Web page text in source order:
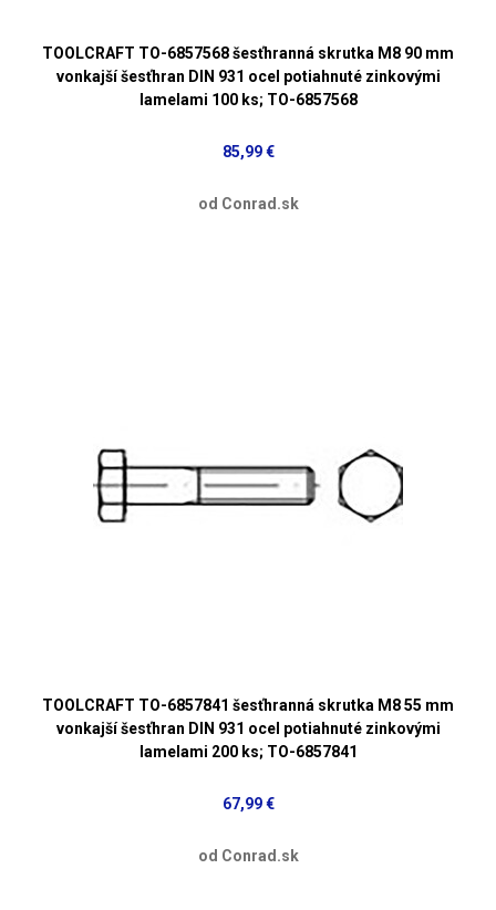
TOOLCRAFT TO-6857568 šesťhranná skrutka M8 90 mm
vonkajší šesťhran DIN 931 ocel potiahnuté zinkovými
lamelami 100 ks; TO-6857568
85,99 €
od Conrad.sk
TOOLCRAFT TO-6857841 šesťhranná skrutka M8 55 mm
vonkajší šesťhran DIN 931 ocel potiahnuté zinkovými
lamelami 200 ks; TO-6857841
67,99 €
od Conrad.sk